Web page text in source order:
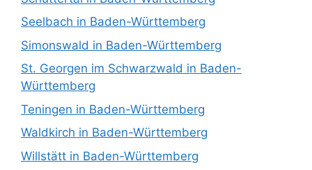
Seelbach in Baden-Württemberg
Simonswald in Baden-Württemberg
St. Georgen im Schwarzwald in Baden-
Württemberg
Teningen in Baden-Württemberg
Waldkirch in Baden-Württemberg
Willstätt in Baden-Württemberg